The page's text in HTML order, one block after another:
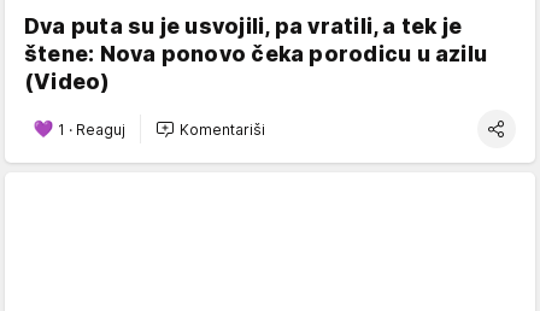
Dva puta su je usvojili, pa vratili, a tek je
štene: Nova ponovo čeka porodicu u azilu
(Video)
1 · Reaguj Komentariši